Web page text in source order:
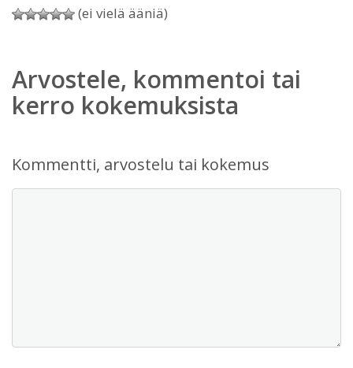
(ei vielä ääniä)
Arvostele, kommentoi tai
kerro kokemuksista
Kommentti, arvostelu tai kokemus